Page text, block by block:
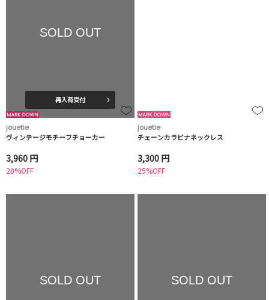
SOLD OUT
再入荷受付
jouetie
ヴィンテージモチーフチョーカー
3,960 円
20%OFF
jouetie
チェーンカラビナネックレス
3,300 円
25%OFF
SOLD OUT SOLD OUT